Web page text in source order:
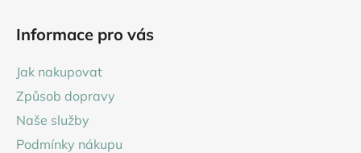
Informace pro vás
Jak nakupovat
Způsob dopravy
Naše služby
Podmínky nákupu